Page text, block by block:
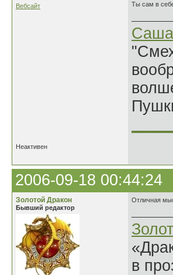
Вебсайт
Ты сам в
Неактивен
2006-09-18 00:44:24
Золотой Дракон
Бывший редактор
Отличная
в